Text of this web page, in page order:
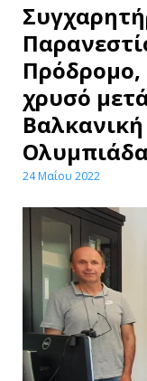
Πρόδρομο,
χρυσό
Ολυμπιάδα
24 Μαΐου 2022